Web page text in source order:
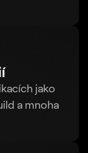
jako
a mnoha